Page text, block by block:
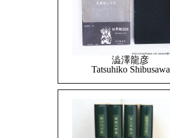
澁澤龍彦
Tatsuhiko Shibusawa